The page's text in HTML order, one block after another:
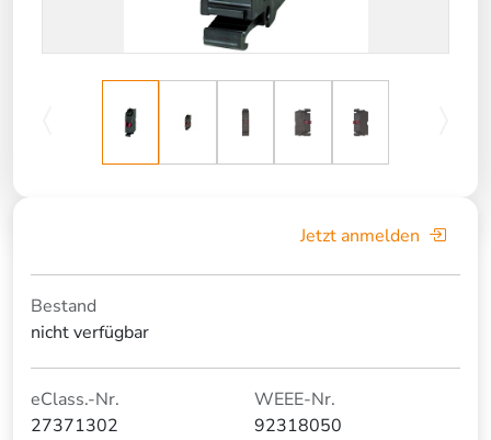
Jetzt anmelden
Bestand
nicht verfügbar
eClass.-Nr.
27371302
WEEE-Nr.
92318050